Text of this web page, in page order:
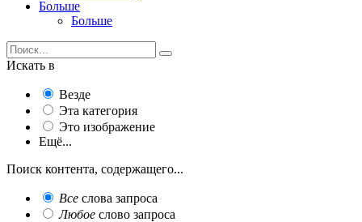
Больше
Больше
Искать в
Везде
Эта категория
Это изображение
Ещё...
Поиск контента, содержащего...
Все слова запроса
Любое слово запроса